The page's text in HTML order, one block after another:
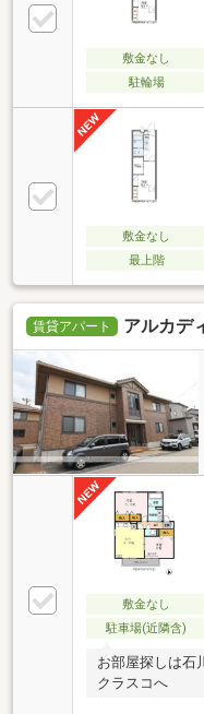
敷金なし
駐輪場
敷金なし
最上階
賃貸アパート アルカデ
敷金なし
駐車場(近隣含)
お部屋探しは石
クラスコへ